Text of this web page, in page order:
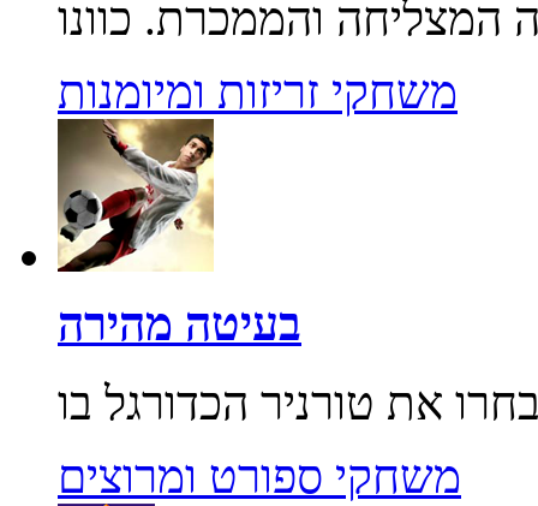
משחקי זריזות ומיומנות
בעיטה מהירה
משחקי ספורט ומרוצים